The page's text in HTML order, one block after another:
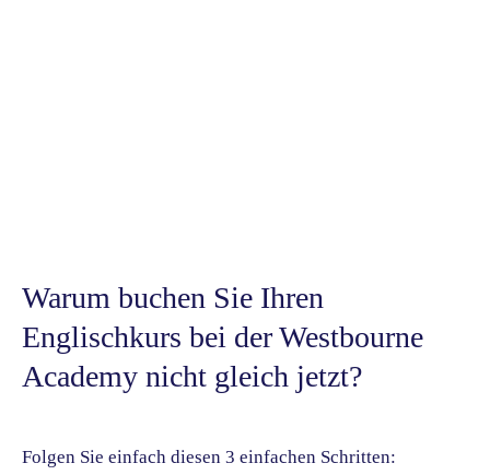
Warum buchen Sie Ihren
Englischkurs bei der Westbourne
Academy nicht gleich jetzt?
Folgen Sie einfach diesen 3 einfachen Schritten: